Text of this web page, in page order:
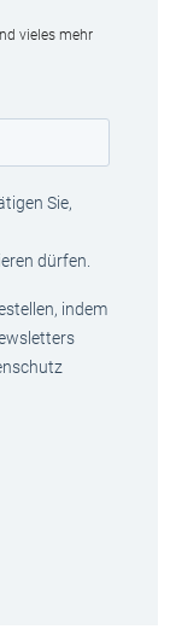
vieles mehr
Sie,
dürfen.
indem